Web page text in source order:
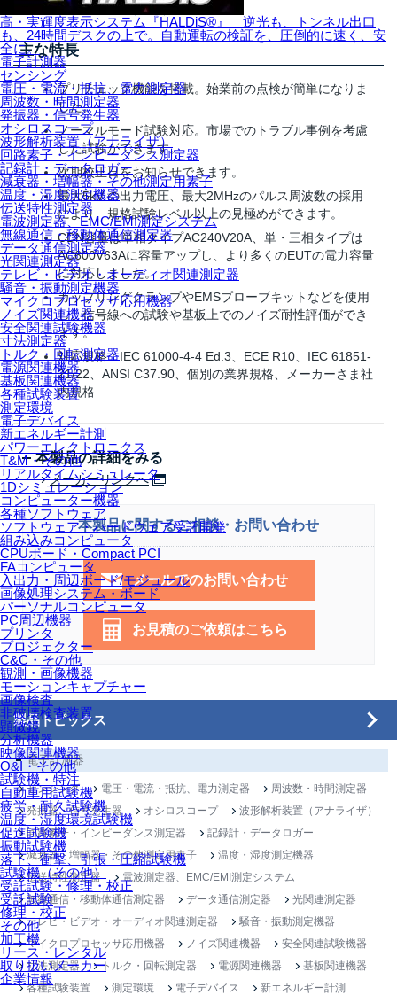
高・実輝度表示システム『HALDiS®』 逆光も、トンネル出口
も、24時間デスクの上で。自動運転の検証を、圧倒的に速く、安
全に。
電子計測器
センシング
電圧・電流・抵抗、電力測定器
周波数・時間測定器
発振器・信号発生器
オシロスコープ
波形解析装置（アナライザ）
回路素子・インピーダンス測定器
記録計・データロガー
減衰器・増幅器・その他測定用素子
温度・湿度測定機器
伝送特性測定器
電波測定器、EMC/EMI測定システム
無線通信・移動体通信測定器
データ通信測定器
光関連測定器
テレビ・ビデオ・オーディオ関連測定器
騒音・振動測定機器
マイクロプロセッサ応用機器
ノイズ関連機器
安全関連試験機器
寸法測定器
トルク・回転測定器
電源関連機器
基板関連機器
各種試験装置
測定環境
電子デバイス
新エネルギー計測
パワーエレクトロニクス
T&M・その他
リアルタイムシミュレータ
1Dシミュレーション
コンピューター機器
各種ソフトウェア
ソフトウェア・ハードウェア受託開発
組み込みコンピュータ
CPUボード・Compact PCI
FAコンピュータ
入出力・周辺ボード/モジュール
画像処理システム・ボード
パーソナルコンピュータ
PC周辺機器
プリンタ
プロジェクター
C&C・その他
観測・画像機器
モーションキャプチャー
画像検査
非破壊検査装置
顕微鏡
分析機器
映像関連機器
O&I・その他
試験機・特注
自動車用試験機
疲労・耐久試験機
温度・湿度環境試験機
促進試験機
振動試験機
落下、衝撃、引張・圧縮試験機
試験機（その他）
受託試験・修理・校正
受託試験
修理・校正
その他
加工機
リース・レンタル
取り扱いメーカー
企業情報
継器のご案内2025（PDF）
主な特長
プリチェック機能を搭載。始業前の点検が簡単になりま
した。
ノーマルモード試験対応。市場でのトラブル事例を考慮
した試験ができます。
次期校正日をお知らせできます。
最大5kV の出力電圧、最大2MHzのパルス周波数の採用
により、規格試験レベル以上の見極めができます。
CDN容量は単相タイプAC240V20A、単・三相タイプは
AC600V63Aに容量アップし、より多くのEUTの電力容量
に対応しました。
カップリングクランプやEMSプローブキットなどを使用
し、信号線への試験や基板上でのノイズ耐性評価ができ
ます。
対応規格：IEC 61000-4-4 Ed.3、ECE R10、IEC 61851-
21/22、ANSI C37.90、個別の業界規格、メーカーさま社
内規格
本製品の詳細をみる
メーカーリンクへ
本製品に関するご相談・お問い合わせ
メールでのお問い合わせ
お見積のご依頼はこちら
製品トピックス
電子計測器
センシング 電圧・電流・抵抗、電力測定器
周波数・時間測定器
発振器・信号発生器
オシロスコープ
波形解析装置（アナライザ）
回路素子・インピーダンス測定器
記録計・データロガー
減衰器・増幅器・その他測定用素子
温度・湿度測定機器
伝送特性測定器
電波測定器、EMC/EMI測定システム
無線通信・移動体通信測定器
データ通信測定器
光関連測定器
テレビ・ビデオ・オーディオ関連測定器
騒音・振動測定機器
マイクロプロセッサ応用機器
ノイズ関連機器
安全関連試験機器
寸法測定器
トルク・回転測定器 電源関連機器
基板関連機器
各種試験装置
測定環境 電子デバイス
新エネルギー計測